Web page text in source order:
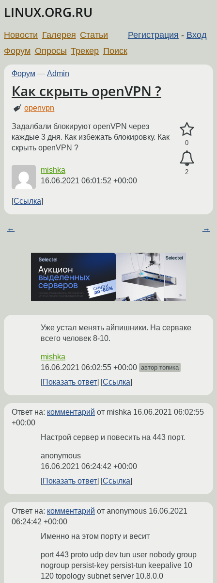
LINUX.ORG.RU
Регистрация - Вход
Новости Галерея Статьи
Форум Опросы Трекер Поиск
Форум — Admin
Как скрыть openVPN ?
openvpn
0
2
Задалбали блокируют openVPN через
каждые 3 дня. Как избежать блокировку. Как
скрыть openVPN ?
mishka
16.06.2021 06:01:52 +00:00
Ссылка
← →
Уже устал менять айпишники. На серваке
всего человек 8-10.
mishka
16.06.2021 06:02:55 +00:00 автор топика
Показать ответ Ссылка
Ответ на: комментарий от mishka 16.06.2021 06:02:55
+00:00
Настрой сервер и повесить на 443 порт.
anonymous
16.06.2021 06:24:42 +00:00
Показать ответ
Ссылка
Ответ на: комментарий от anonymous 16.06.2021
06:24:42 +00:00
Именно на этом порту и весит
port 443 proto udp dev tun user nobody group
nogroup persist-key persist-tun keepalive 10
120 topology subnet server 10.8.0.0